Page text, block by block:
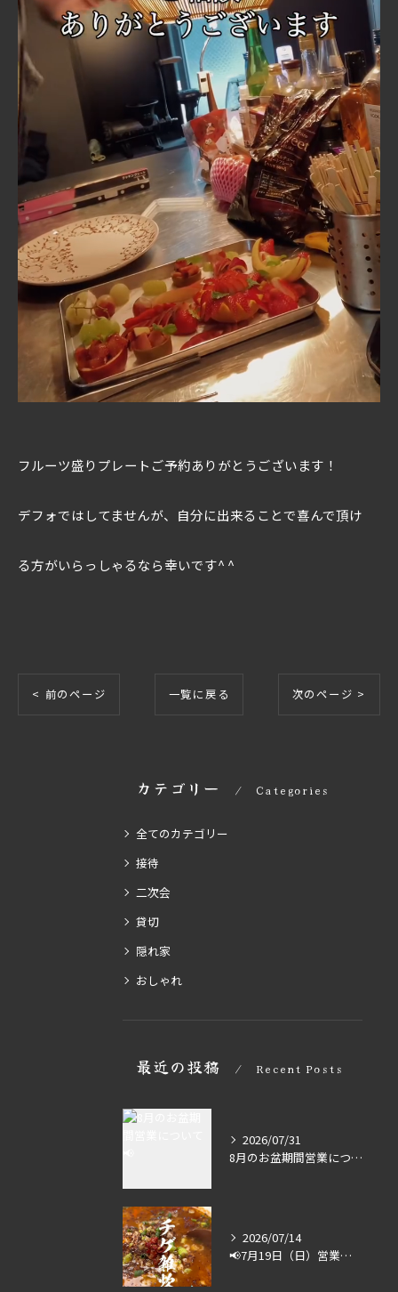
フルーツ盛りプレートご予約ありがとうございます！
デフォではしてませんが、自分に出来ることで喜んで頂け
る方がいらっしゃるなら幸いです^ ^
< 前のページ 一覧に戻る 次のページ >
カテゴリー Categories
全てのカテゴリー
接待
二次会
貸切
隠れ家
おしゃれ
最近の投稿 Recent Posts
2026/07/31
8月のお盆期間営業について📢
2026/07/14
📢7月19日（日）営業します🔥